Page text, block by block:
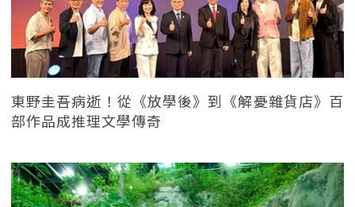
東野圭吾病逝！從《放學後》到《解憂雜貨店》百
部作品成推理文學傳奇